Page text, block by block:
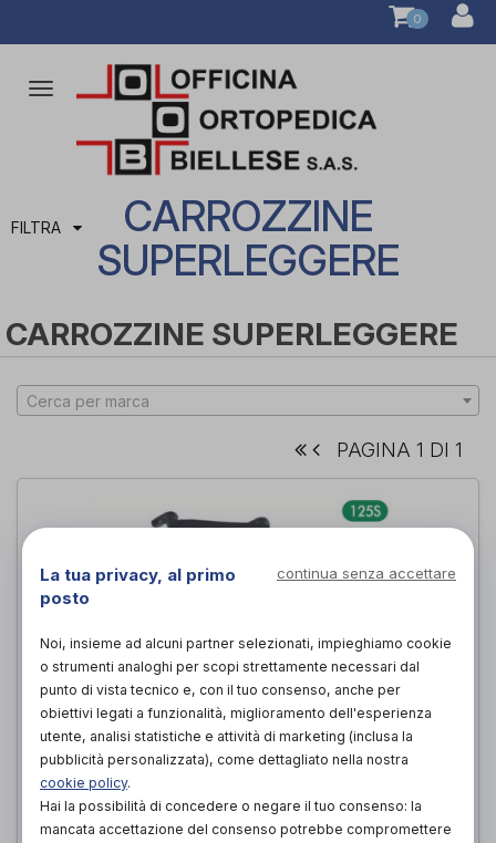
0
Attiva/disattiva
navigazione
FILTRA
CARROZZINE
SUPERLEGGERE
CARROZZINE SUPERLEGGERE
Cerca per marca
PAGINA 1 DI 1
Carrozzina rigida superleggera
“Blizzard”
Ottobock
La tua privacy, al primo
posto
continua senza accettare
Noi, insieme ad alcuni partner selezionati, impieghiamo cookie
o strumenti analoghi per scopi strettamente necessari dal
punto di vista tecnico e, con il tuo consenso, anche per
obiettivi legati a funzionalità, miglioramento dell'esperienza
utente, analisi statistiche e attività di marketing (inclusa la
pubblicità personalizzata), come dettagliato nella nostra
cookie policy.
Hai la possibilità di concedere o negare il tuo consenso: la
mancata accettazione del consenso potrebbe compromettere